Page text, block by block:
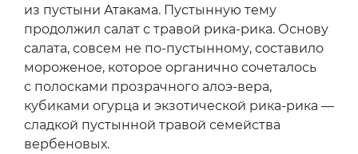
из пустыни Атакама. Пустынную тему
продолжил салат с травой рика-рика. Основу
салата, совсем не по-пустынному, составило
мороженое, которое органично сочеталось
с полосками прозрачного алоэ-вера,
кубиками огурца и экзотической рика-рика —
сладкой пустынной травой семейства
вербеновых.